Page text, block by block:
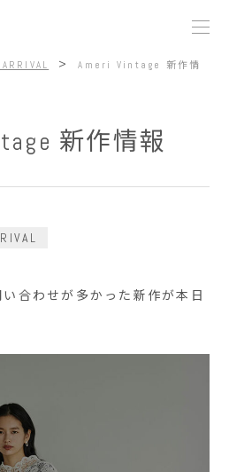
>
Ameri Vintage 新作情
新作情報
合わせが多かった新作が本日